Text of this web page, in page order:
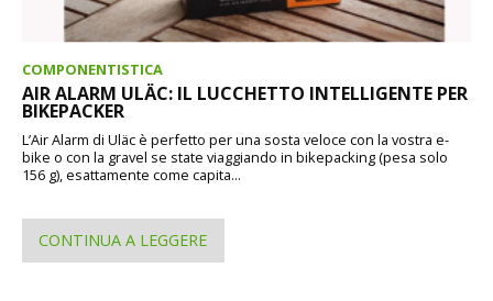
COMPONENTISTICA
AIR ALARM ULÄC: IL LUCCHETTO INTELLIGENTE PER
BIKEPACKER
L’Air Alarm di Uläc è perfetto per una sosta veloce con la vostra e-
bike o con la gravel se state viaggiando in bikepacking (pesa solo
156 g), esattamente come capita...
CONTINUA A LEGGERE